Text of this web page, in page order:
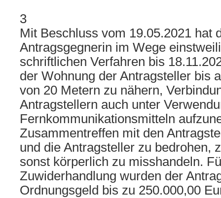
3
Mit Beschluss vom 19.05.2021 hat
Antragsgegnerin im Wege
schriftlichen Verfahren bis
der Wohnung der Antragsteller bis
von 20 Metern zu nähern,
Antragstellern auch unter
Fernkommunikationsmitteln
Zusammentreffen mit den
und die Antragsteller zu bedrohen,
sonst körperlich zu misshandeln.
Zuwiderhandlung wurden der
Ordnungsgeld bis zu 250.000,00